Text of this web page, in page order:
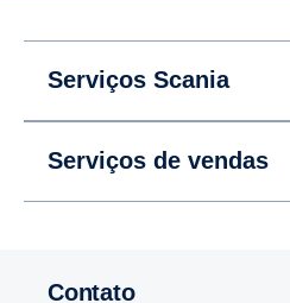
Serviços Scania
Serviços de vendas
Contato